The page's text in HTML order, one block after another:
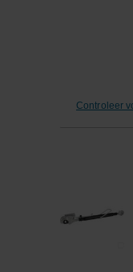
Controleer